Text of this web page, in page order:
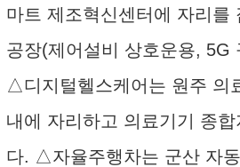
마트 제조혁신센터에 자리를
공장(제어설비 상호운용, 5G
△디지털헬스케어는 원주 의
내에 자리하고 의료기기 종
다. △자율주행차는 군산 자